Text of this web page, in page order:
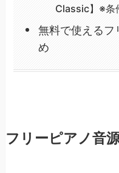
Classic】※条
無料で使えるフ
め
フリーピアノ音